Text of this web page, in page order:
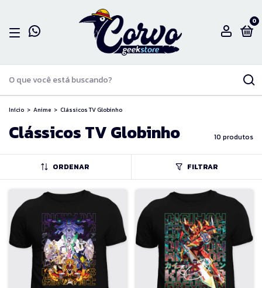
0
Início > Anime > Clássicos TV Globinho
Clássicos TV Globinho 10 produtos
ORDENAR FILTRAR